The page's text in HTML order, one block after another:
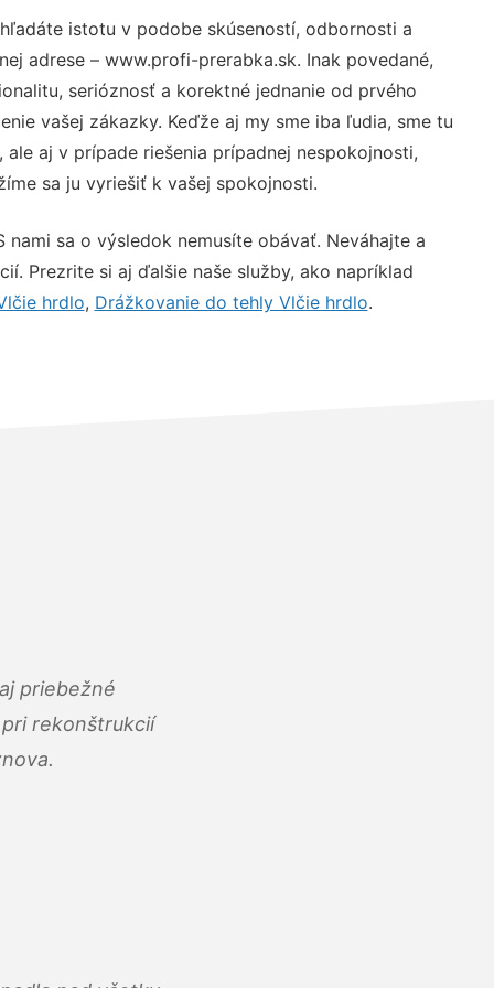
istotu v podobe skúseností, odbornosti a
adrese – www.profi-prerabka.sk. Inak povedané,
serióznosť a korektné jednanie od prvého
vašej zákazky. Keďže aj my sme iba ľudia, sme tu
aj v prípade riešenia prípadnej nespokojnosti,
sa ju vyriešiť k vašej spokojnosti.
nami sa o výsledok nemusíte obávať. Neváhajte a
Prezrite si aj ďalšie naše služby, ako napríklad
hrdlo, Drážkovanie do tehly Vlčie hrdlo.
priebežné
rekonštrukcií